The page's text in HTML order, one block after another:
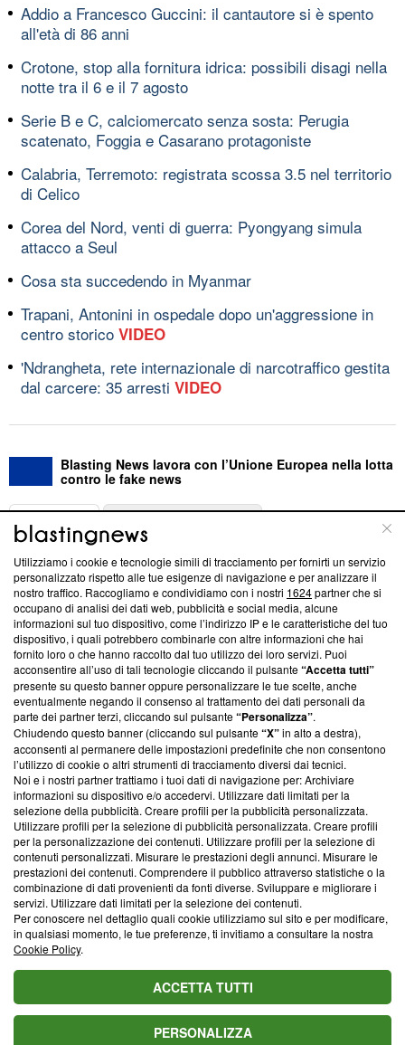
Addio a Francesco Guccini: il cantautore si è spento
all'età di 86 anni
Crotone, stop alla fornitura idrica: possibili disagi nella
notte tra il 6 e il 7 agosto
Serie B e C, calciomercato senza sosta: Perugia
scatenato, Foggia e Casarano protagoniste
Calabria, Terremoto: registrata scossa 3.5 nel territorio
di Celico
Corea del Nord, venti di guerra: Pyongyang simula
attacco a Seul
Cosa sta succedendo in Myanmar
Trapani, Antonini in ospedale dopo un'aggressione in
centro storico VIDEO
'Ndrangheta, rete internazionale di narcotraffico gestita
dal carcere: 35 arresti VIDEO
Blasting News lavora con l’Unione Europea nella lotta
contro le fake news
ABOUT
Questa sezione offre informazioni trasparenti su Blasting
News, sui nostri processi editoriali e su come ci impegniamo a
creare news di qualità. Inoltre, afferma la nostra aderenza a
‘Trust Project - News with Integrity’Blasting News non è
ancora membro del programma, ma ha richiesto di farne
parte; Trust Project non ha ancora effettuato una verifica di
conformità agli standard.
Su di noi
Team editoriale
Corporate
Redazione
Informativa Privacy
Cookie Policy
Blasting SA, IDI CHE-247.845.224, Via Carlo Frasca, 3 - 6900
Lugano (Svizzera) Tel:+39 0690258937
© 2026 Blasting News
Utilizziamo i cookie e tecnologie simili di tracciamento per fornirti un servizio
personalizzato rispetto alle tue esigenze di navigazione e per analizzare il
nostro traffico. Raccogliamo e condividiamo con i nostri 1624partner che si
occupano di analisi dei dati web, pubblicità e social media, alcune
informazioni sul tuo dispositivo, come l’indirizzo IP e le caratteristiche del tuo
dispositivo, i quali potrebbero combinarle con altre informazioni che hai
fornito loro o che hanno raccolto dal tuo utilizzo dei loro servizi. Puoi
acconsentire all’uso di tali tecnologie cliccando il pulsante“Accetta tutti”
presente su questo banner oppure personalizzare le tue scelte, anche
eventualmente negando il consenso al trattamento dei dati personali da
parte dei partner terzi, cliccando sul pulsante“Personalizza”.
Chiudendo questo banner (cliccando sul pulsante“X”in alto a destra),
acconsenti al permanere delle impostazioni predefinite che non consentono
l’utilizzo di cookie o altri strumenti di tracciamento diversi dai tecnici.
Noi e i nostri partner trattiamo i tuoi dati di navigazione per: Archiviare
informazioni su dispositivo e/o accedervi. Utilizzare dati limitati per la
selezione della pubblicità. Creare profili per la pubblicità personalizzata.
Utilizzare profili per la selezione di pubblicità personalizzata. Creare profili
per la personalizzazione dei contenuti. Utilizzare profili per la selezione di
contenuti personalizzati. Misurare le prestazioni degli annunci. Misurare le
prestazioni dei contenuti. Comprendere il pubblico attraverso statistiche o la
combinazione di dati provenienti da fonti diverse. Sviluppare e migliorare i
servizi. Utilizzare dati limitati per la selezione dei contenuti.
Per conoscere nel dettaglio quali cookie utilizziamo sul sito e per modificare,
in qualsiasi momento, le tue preferenze, ti invitiamo a consultare la nostra
Cookie Policy.
ACCETTA TUTTI
PERSONALIZZA